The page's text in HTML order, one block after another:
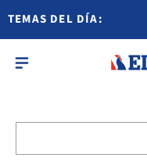
TEMAS DEL DÍA: